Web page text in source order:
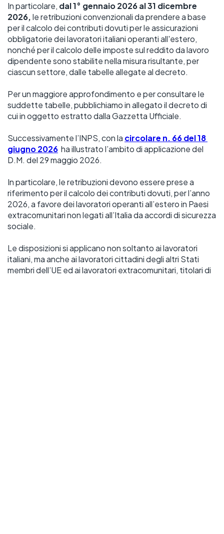
In particolare, dal 1° gennaio 2026 al 31 dicembre
2026, le retribuzioni convenzionali da prendere a base
per il calcolo dei contributi dovuti per le assicurazioni
obbligatorie dei lavoratori italiani operanti all'estero,
nonché per il calcolo delle imposte sul reddito da lavoro
dipendente sono stabilite nella misura risultante, per
ciascun settore, dalle tabelle allegate al decreto.
Per un maggiore approfondimento e per consultare le
suddette tabelle, pubblichiamo in allegato il decreto di
cui in oggetto estratto dalla Gazzetta Ufficiale.
Successivamente l’INPS, con la circolare n. 66 del 18
giugno 2026 ha illustrato l’ambito di applicazione del
D.M. del 29 maggio 2026.
In particolare, le retribuzioni devono essere prese a
riferimento per il calcolo dei contributi dovuti, per l’anno
2026, a favore dei lavoratori operanti all’estero in Paesi
extracomunitari non legati all’Italia da accordi di sicurezza
sociale.
Le disposizioni si applicano non soltanto ai lavoratori
italiani, ma anche ai lavoratori cittadini degli altri Stati
membri dell’UE ed ai lavoratori extracomunitari, titolari di